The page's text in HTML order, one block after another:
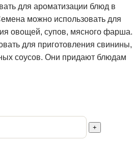
для ароматизации блюд в
можно использовать для
овощей, супов, мясного фарша.
для приготовления свинины,
соусов. Они придают блюдам
+